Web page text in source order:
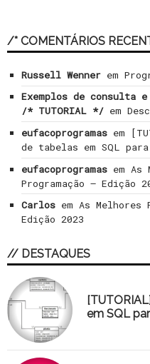
/* COMENTÁRIOS
Russell Wenner em
Exemplos de consulta
/* TUTORIAL */ em
eufacoprogramas em
de tabelas em SQL
eufacoprogramas em As
Programação – Edição
Carlos em As Melhores
Edição 2023
// DESTAQUES
em SQL